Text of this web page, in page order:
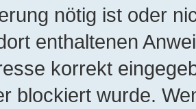
nötig ist oder
enthaltenen
korrekt
blockiert wurde.